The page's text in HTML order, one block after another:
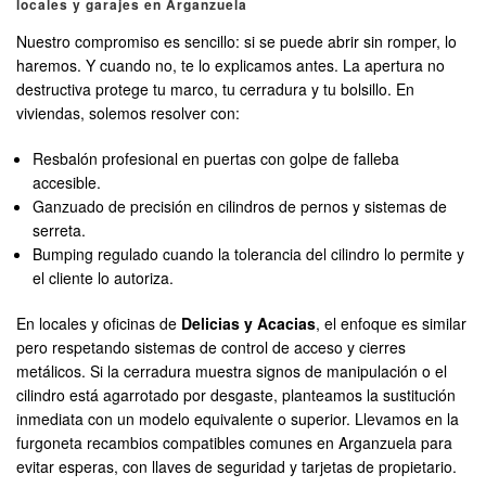
locales y garajes en Arganzuela
Nuestro compromiso es sencillo: si se puede abrir sin romper, lo
haremos. Y cuando no, te lo explicamos antes. La apertura no
destructiva protege tu marco, tu cerradura y tu bolsillo. En
viviendas, solemos resolver con:
Resbalón profesional en puertas con golpe de falleba
accesible.
Ganzuado de precisión en cilindros de pernos y sistemas de
serreta.
Bumping regulado cuando la tolerancia del cilindro lo permite y
el cliente lo autoriza.
En locales y oficinas de Delicias y Acacias, el enfoque es similar
pero respetando sistemas de control de acceso y cierres
metálicos. Si la cerradura muestra signos de manipulación o el
cilindro está agarrotado por desgaste, planteamos la sustitución
inmediata con un modelo equivalente o superior. Llevamos en la
furgoneta recambios compatibles comunes en Arganzuela para
evitar esperas, con llaves de seguridad y tarjetas de propietario.